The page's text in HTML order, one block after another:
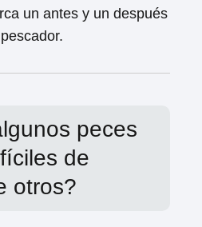
un antes y un después
peces
de
otros?